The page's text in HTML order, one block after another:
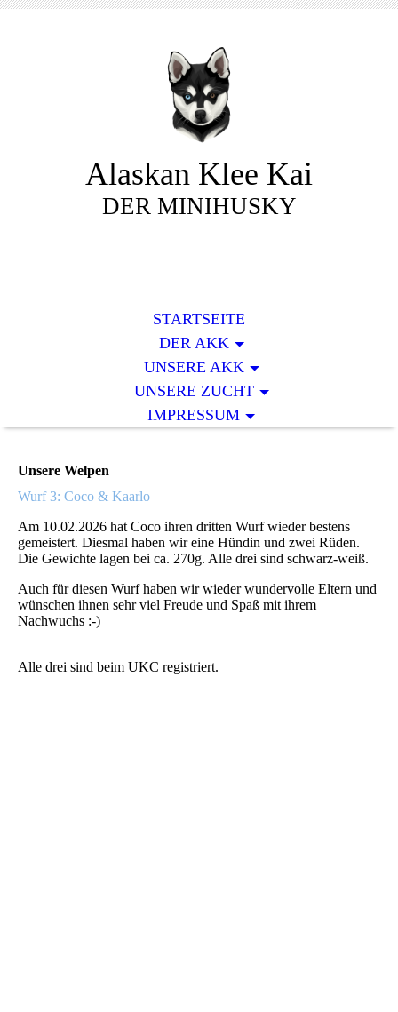
Alaskan Klee Kai
DER MINIHUSKY
STARTSEITE
DER AKK
UNSERE AKK
UNSERE ZUCHT
IMPRESSUM
Unsere Welpen
Wurf 3: Coco & Kaarlo
Am 10.02.2026 hat Coco ihren dritten Wurf wieder bestens
gemeistert. Diesmal haben wir eine Hündin und zwei Rüden.
Die Gewichte lagen bei ca. 270g. Alle drei sind schwarz-weiß.
Auch für diesen Wurf haben wir wieder wundervolle Eltern und
wünschen ihnen sehr viel Freude und Spaß mit ihrem
Nachwuchs :-)
Alle drei sind beim UKC registriert.